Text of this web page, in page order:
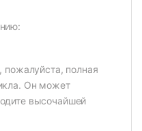
пожалуйста, полная
Он может
высочайшей